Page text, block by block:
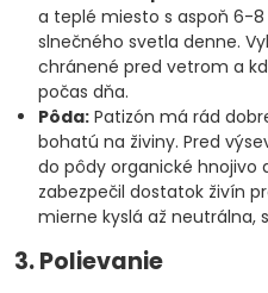
a teplé miesto s aspoň 6-
slnečného svetla denne.
chránené pred vetrom a
počas dňa.
Pôda: Patizón má rád
bohatú na živiny. Pred
do pôdy organické hnojivo
zabezpečil dostatok živín
mierne kyslá až neutrálna,
3. Polievanie